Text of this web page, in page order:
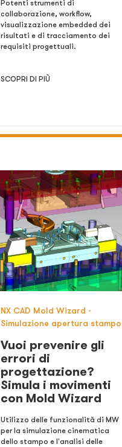
Potenti strumenti di
collaborazione, workflow,
visualizzazione embedded dei
risultati e di tracciamento dei
requisiti progettuali.
SCOPRI DI PIÙ
NX CAD Mold Wizard -
Simulazione apertura stampo
Vuoi prevenire gli
errori di
progettazione?
Simula i movimenti
con Mold Wizard
Utilizzo delle funzionalità di MW
per la simulazione cinematica
dello stampo e l'analisi delle